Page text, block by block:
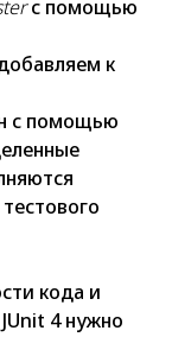
с помощью
к
с помощью
кода и
4 нужно